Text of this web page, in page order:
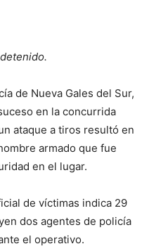
de Nueva Gales del Sur,
en la concurrida
ataque a tiros resultó en
armado que fue
en el lugar.
de víctimas indica 29
dos agentes de policía
el operativo.